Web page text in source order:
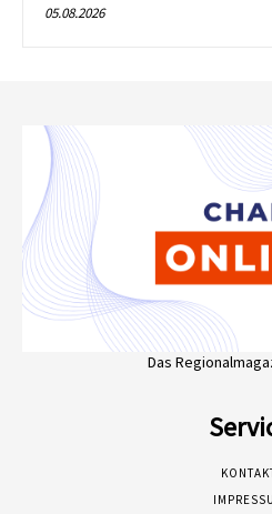
05.08.2026
Das